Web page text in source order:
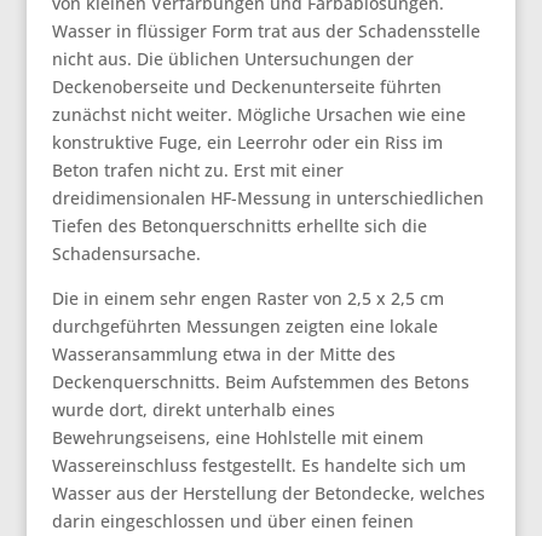
Wasser in flüssiger Form trat aus der Schadensstelle
nicht aus. Die üblichen Untersuchungen der
Deckenoberseite und Deckenunterseite führten
zunächst nicht weiter. Mögliche Ursachen wie eine
konstruktive Fuge, ein Leerrohr oder ein Riss im
Beton trafen nicht zu. Erst mit einer
dreidimensionalen HF-Messung in unterschiedlichen
Tiefen des Betonquerschnitts erhellte sich die
Schadensursache.
Die in einem sehr engen Raster von 2,5 x 2,5 cm
durchgeführten Messungen zeigten eine lokale
Wasseransammlung etwa in der Mitte des
Deckenquerschnitts. Beim Aufstemmen des Betons
wurde dort, direkt unterhalb eines
Bewehrungseisens, eine Hohlstelle mit einem
Wassereinschluss festgestellt. Es handelte sich um
Wasser aus der Herstellung der Betondecke, welches
darin eingeschlossen und über einen feinen